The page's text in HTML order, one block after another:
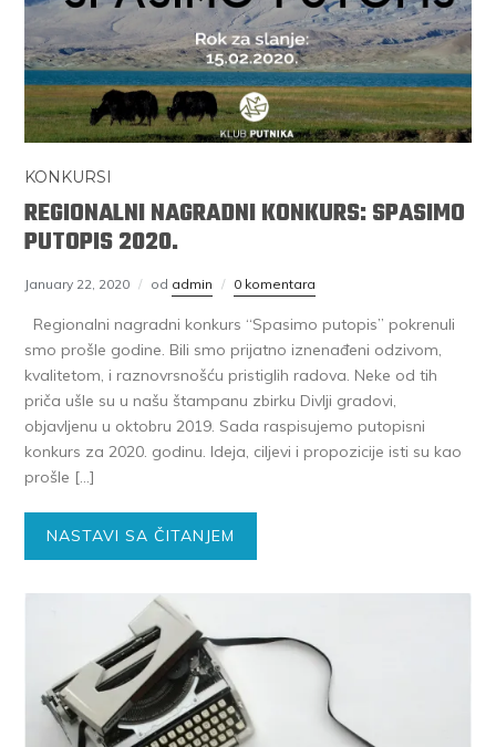
KONKURSI
REGIONALNI NAGRADNI KONKURS: SPASIMO
PUTOPIS 2020.
January 22, 2020 od admin 0 komentara
Regionalni nagradni konkurs “Spasimo putopis” pokrenuli
smo prošle godine. Bili smo prijatno iznenađeni odzivom,
kvalitetom, i raznovrsnošću pristiglih radova. Neke od tih
priča ušle su u našu štampanu zbirku Divlji gradovi,
objavljenu u oktobru 2019. Sada raspisujemo putopisni
konkurs za 2020. godinu. Ideja, ciljevi i propozicije isti su kao
prošle […]
NASTAVI SA ČITANJEM